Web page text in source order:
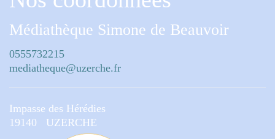
Médiathèque Simone de Beauvoir
0555732215
mediatheque@uzerche.fr
Impasse des Hérédies
19140 UZERCHE